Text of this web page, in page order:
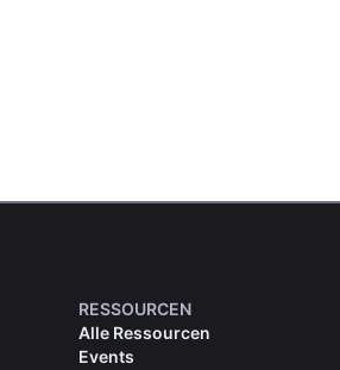
RESSOURCEN
Alle Ressourcen
Events